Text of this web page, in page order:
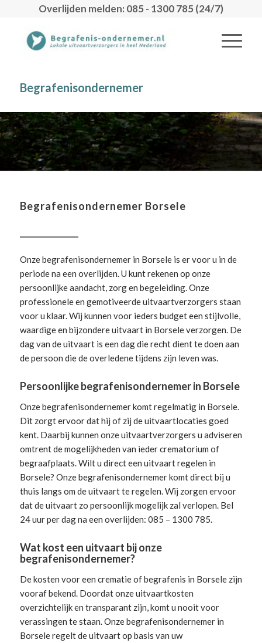
Overlijden melden: 085 - 1300 785 (24/7)
Begrafenisondernemer
Begrafenisondernemer Borsele
Onze begrafenisondernemer in Borsele is er voor u in de
periode na een overlijden. U kunt rekenen op onze
persoonlijke aandacht, zorg en begeleiding.Onze
professionele en gemotiveerde uitvaartverzorgers staan
voor u klaar. Wij kunnen voor ieders budget een stijlvolle,
waardige en bijzondere uitvaart in Borsele verzorgen. De
dag van de uitvaart is een dag die recht dient te doen aan
de persoon die de overledene tijdens zijn leven was.
Persoonlijke begrafenisondernemer in Borsele
Onze begrafenisondernemer komt regelmatig in Borsele.
Dit zorgt ervoor dat hij of zij de uitvaartlocaties goed
kent. Daarbij kunnen onze uitvaartverzorgers u adviseren
omtrent de mogelijkheden van ieder crematorium of
begraafplaats. Wilt u direct een uitvaart regelen in
Borsele? Onze begrafenisondernemer komt direct bij u
thuis langs om de uitvaart te regelen. Wij zorgen ervoor
dat de uitvaart zo persoonlijk mogelijk zal verlopen. Bel
24 uur per dag na een overlijden: 085 – 1300 785.
Wat kost een uitvaart bij onze
begrafenisondernemer?
De kosten voor een crematie of begrafenis in Borsele zijn
vooraf bekend. Doordat onze uitvaartkosten
overzichtelijk en transparant zijn, komt u nooit voor
verassingen te staan. Onze begrafenisondernemer in
Borseleregelt de uitvaartop basis van uw